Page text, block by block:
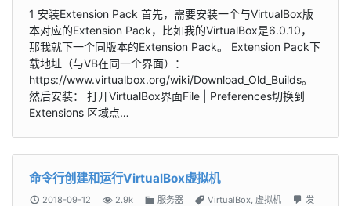
1 安装Extension Pack 首先，需要安装一个与VirtualBox版
本对应的Extension Pack，比如我的VirtualBox是6.0.10，
那我就下一个同版本的Extension Pack。 Extension Pack下
载地址（与VB在同一个界面）：
https://www.virtualbox.org/wiki/Download_Old_Builds。
然后安装： 打开VirtualBox界面File | Preferences切换到
Extensions 区域点…
命令行创建和运行VirtualBox虚拟机
2018-09-12 2.9k 服务器 VirtualBox, 虚拟机
发